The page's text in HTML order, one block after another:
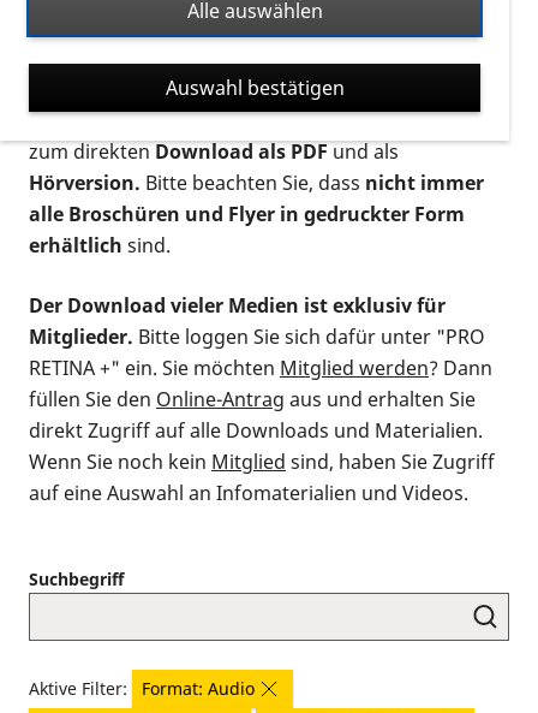
nach Flyern und Broschüren, Audios oder Videos zu
suchen. Die meisten Flyer und Broschüren werden in
verschiedenen Formaten angeboten: zur
postalischen Bestellung als gedruckte Variante
zum direktenDownload als PDFund als
Hörversion. Bitte beachten Sie, dass nicht immer
alle Broschüren und Flyer in gedruckter Form
erhältlich sind.
Der Download vieler Medien ist exklusiv für
Mitglieder. Bitte loggen Sie sich dafür unter "PRO
RETINA +" ein. Sie möchten Mitglied werden? Dann
füllen Sie den Online-Antrag aus und erhalten Sie
direkt Zugriff auf alle Downloads und Materialien.
Wenn Sie noch kein Mitglied sind, haben Sie Zugriff
auf eine Auswahl an Infomaterialien und Videos.
Suchbegriff
Aktive Filter:
Format: Audio
Alle auswählen
Auswahl bestätigen